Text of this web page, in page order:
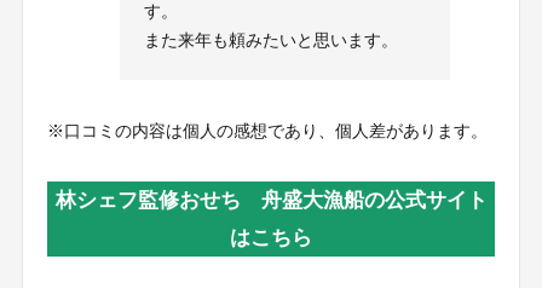
す。
また来年も頼みたいと思います。
※口コミの内容は個人の感想であり、個人差があります。
林シェフ監修おせち 舟盛大漁船の公式サイト
はこちら